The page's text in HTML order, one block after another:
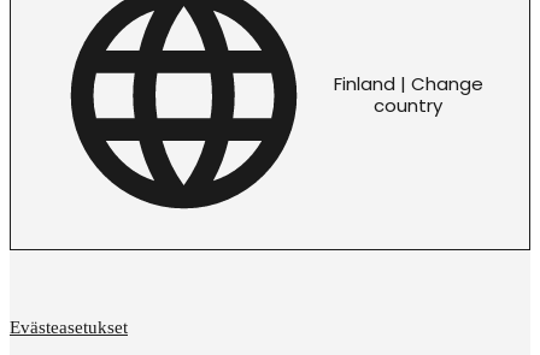
Finland | Change
country
Evästeasetukset